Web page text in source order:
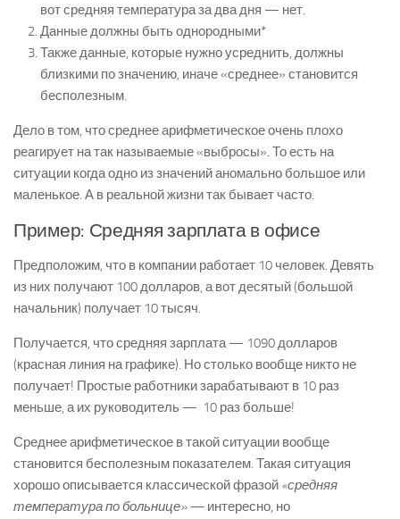
вот средняя температура за два дня — нет.
Данные должны быть однородными*
Также данные, которые нужно усреднить, должны
близкими по значению, иначе «среднее» становится
бесполезным.
Дело в том, что среднее арифметическое очень плохо
реагирует на так называемые «выбросы». То есть на
ситуации когда одно из значений аномально большое или
маленькое. А в реальной жизни так бывает часто.
Пример: Средняя зарплата в офисе
Предположим, что в компании работает 10 человек. Девять
из них получают 100 долларов, а вот десятый (большой
начальник) получает 10 тысяч.
Получается, что средняя зарплата — 1090 долларов
(красная линия на графике). Но столько вообще никто не
получает! Простые работники зарабатывают в 10 раз
меньше, а их руководитель — 10 раз больше!
Среднее арифметическое в такой ситуации вообще
становится бесполезным показателем. Такая ситуация
хорошо описывается классической фразой «средняя
температура по больнице» — интересно, но